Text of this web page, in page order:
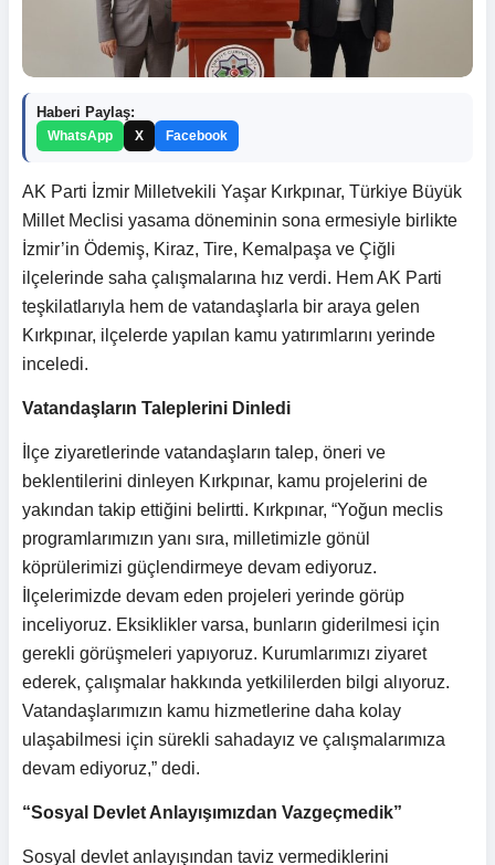
Haberi Paylaş:
WhatsApp X Facebook
AK Parti İzmir Milletvekili Yaşar Kırkpınar, Türkiye Büyük
Millet Meclisi yasama döneminin sona ermesiyle birlikte
İzmir’in Ödemiş, Kiraz, Tire, Kemalpaşa ve Çiğli
ilçelerinde saha çalışmalarına hız verdi. Hem AK Parti
teşkilatlarıyla hem de vatandaşlarla bir araya gelen
Kırkpınar, ilçelerde yapılan kamu yatırımlarını yerinde
inceledi.
Vatandaşların Taleplerini Dinledi
İlçe ziyaretlerinde vatandaşların talep, öneri ve
beklentilerini dinleyen Kırkpınar, kamu projelerini de
yakından takip ettiğini belirtti. Kırkpınar, “Yoğun meclis
programlarımızın yanı sıra, milletimizle gönül
köprülerimizi güçlendirmeye devam ediyoruz.
İlçelerimizde devam eden projeleri yerinde görüp
inceliyoruz. Eksiklikler varsa, bunların giderilmesi için
gerekli görüşmeleri yapıyoruz. Kurumlarımızı ziyaret
ederek, çalışmalar hakkında yetkililerden bilgi alıyoruz.
Vatandaşlarımızın kamu hizmetlerine daha kolay
ulaşabilmesi için sürekli sahadayız ve çalışmalarımıza
devam ediyoruz,” dedi.
“Sosyal Devlet Anlayışımızdan Vazgeçmedik”
Sosyal devlet anlayışından taviz vermediklerini